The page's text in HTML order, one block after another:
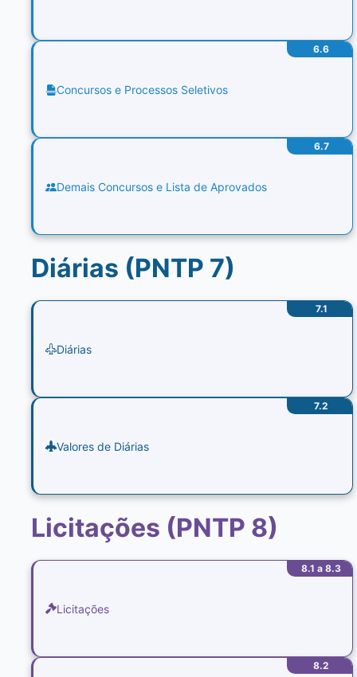
6.6
Concursos e Processos Seletivos
6.7
Demais Concursos e Lista de Aprovados
Diárias (PNTP 7)
7.1
Diárias
7.2
Valores de Diárias
Licitações (PNTP 8)
8.1 a 8.3
Licitações
8.2